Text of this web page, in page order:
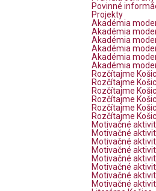
Povinné
Projekty
Akadémia
Akadémia
Akadémia
Akadémia
Akadémia
Akadémia
Rozčítajme
Rozčítajme
Rozčítajme
Rozčítajme
Rozčítajme
Rozčítajme
Motivačné
Motivačné
Motivačné
Motivačné
Motivačné
Motivačné
Motivačné
Motivačné